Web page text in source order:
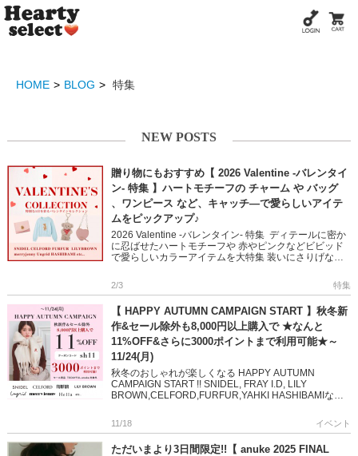
HOME BLOG 特集
NEW POSTS
贈り物にもおすすめ【 2026 Valentine -バレンタイ
ン- 特集 】ハートモチーフの チャーム や バッグ
、ワンピース など、キャッチ―で愛らしいアイテ
ムをピックアップ♪
2026 Valentine -バレンタイン- 特集 ディテールに密か
に忍ばせたハートモチーフや 赤やピンクなどビビッド
で愛らしいカラーアイテムを大特集 装いにさりげない
2/3 特集
【 HAPPY AUTUMN CAMPAIGN START 】秋冬新
作&セール除外も8,000円以上購入で ★なんと
11%OFF&さらに3000ポイントまで利用可能★～
11/24(月)
秋冬のおしゃれが楽しくなる HAPPY AUTUMN
CAMPAIGN START !! SNIDEL, FRAY I.D, LILY
BROWN,CELFORD,FURFUR,YAHKI HASHIBAMIなど
11/18 イベント
ただいまより3日間限定!!【 anuke 2025 FINAL